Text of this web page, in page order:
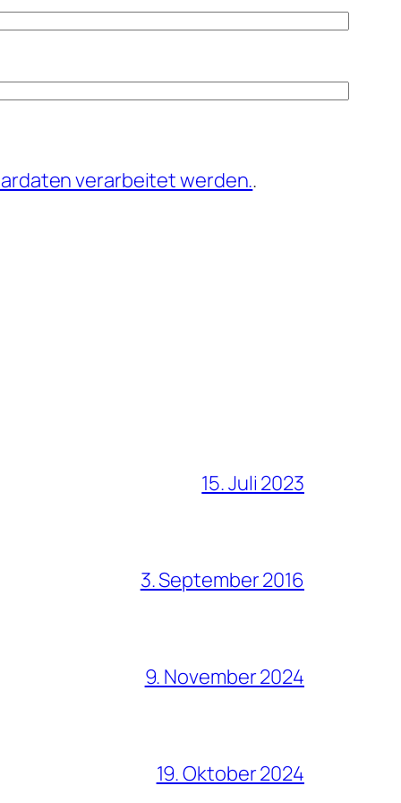
verarbeitet werden..
15. Juli 2023
3. September 2016
9. November 2024
19. Oktober 2024